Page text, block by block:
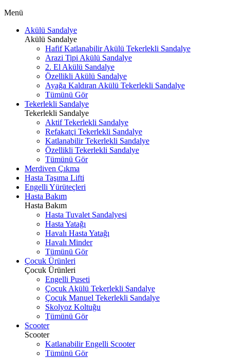
Menü
Akülü Sandalye
Akülü Sandalye
Hafif Katlanabilir Akülü Tekerlekli Sandalye
Arazi Tipi Akülü Sandalye
2. El Akülü Sandalye
Özellikli Akülü Sandalye
Ayağa Kaldıran Akülü Tekerlekli Sandalye
Tümünü Gör
Tekerlekli Sandalye
Tekerlekli Sandalye
Aktif Tekerlekli Sandalye
Refakatçi Tekerlekli Sandalye
Katlanabilir Tekerlekli Sandalye
Özellikli Tekerlekli Sandalye
Tümünü Gör
Merdiven Çıkma
Hasta Taşıma Lifti
Engelli Yürüteçleri
Hasta Bakım
Hasta Bakım
Hasta Tuvalet Sandalyesi
Hasta Yatağı
Havalı Hasta Yatağı
Havalı Minder
Tümünü Gör
Çocuk Ürünleri
Çocuk Ürünleri
Engelli Puseti
Çocuk Akülü Tekerlekli Sandalye
Çocuk Manuel Tekerlekli Sandalye
Skolyoz Koltuğu
Tümünü Gör
Scooter
Scooter
Katlanabilir Engelli Scooter
Tümünü Gör